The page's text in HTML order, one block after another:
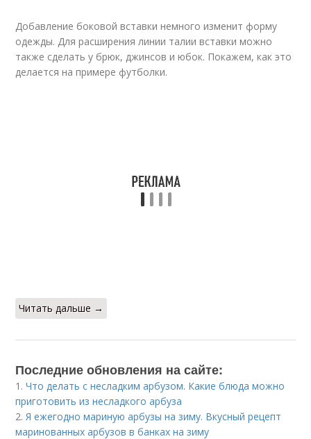
Добавление боковой вставки немного изменит форму
одежды. Для расширения линии талии вставки можно
также сделать у брюк, джинсов и юбок. Покажем, как это
делается на примере футболки.
Читать дальше →
Последние обновления на сайте:
1.Что делать с несладким арбузом. Какие блюда можно
приготовить из несладкого арбуза
2.Я ежегодно мариную арбузы на зиму. Вкусный рецепт
маринованных арбузов в банках на зиму